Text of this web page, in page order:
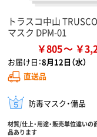
トラスコ中山
マスク DPM-01
￥805 ￥
お届け日：8月12日（水）
直送品
防毒マスク・備品
材質/仕上・用途・販売単位違いの
品あります